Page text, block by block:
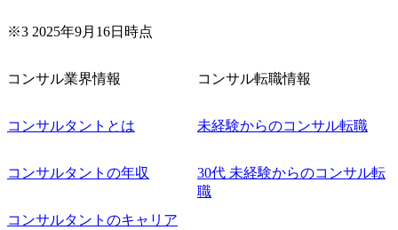
企画 ・Disruptive Technologyを活用した新規事業の立案/推
上げていきたい ・サービスやソリューションに捉われず、
でのプロジェクトに参画し、自身のスキルアップを図りた
規事業開発にも興味があり、ゆくゆくはチャレンジしてみ
※3 2025年9月16日時点
コンサル業界情報
コンサルタントとは
コンサルタントの年収
コンサルタントのキャリア
コンサル転職情報
未経験からのコンサル転職
30代 未経験からのコンサル転
職